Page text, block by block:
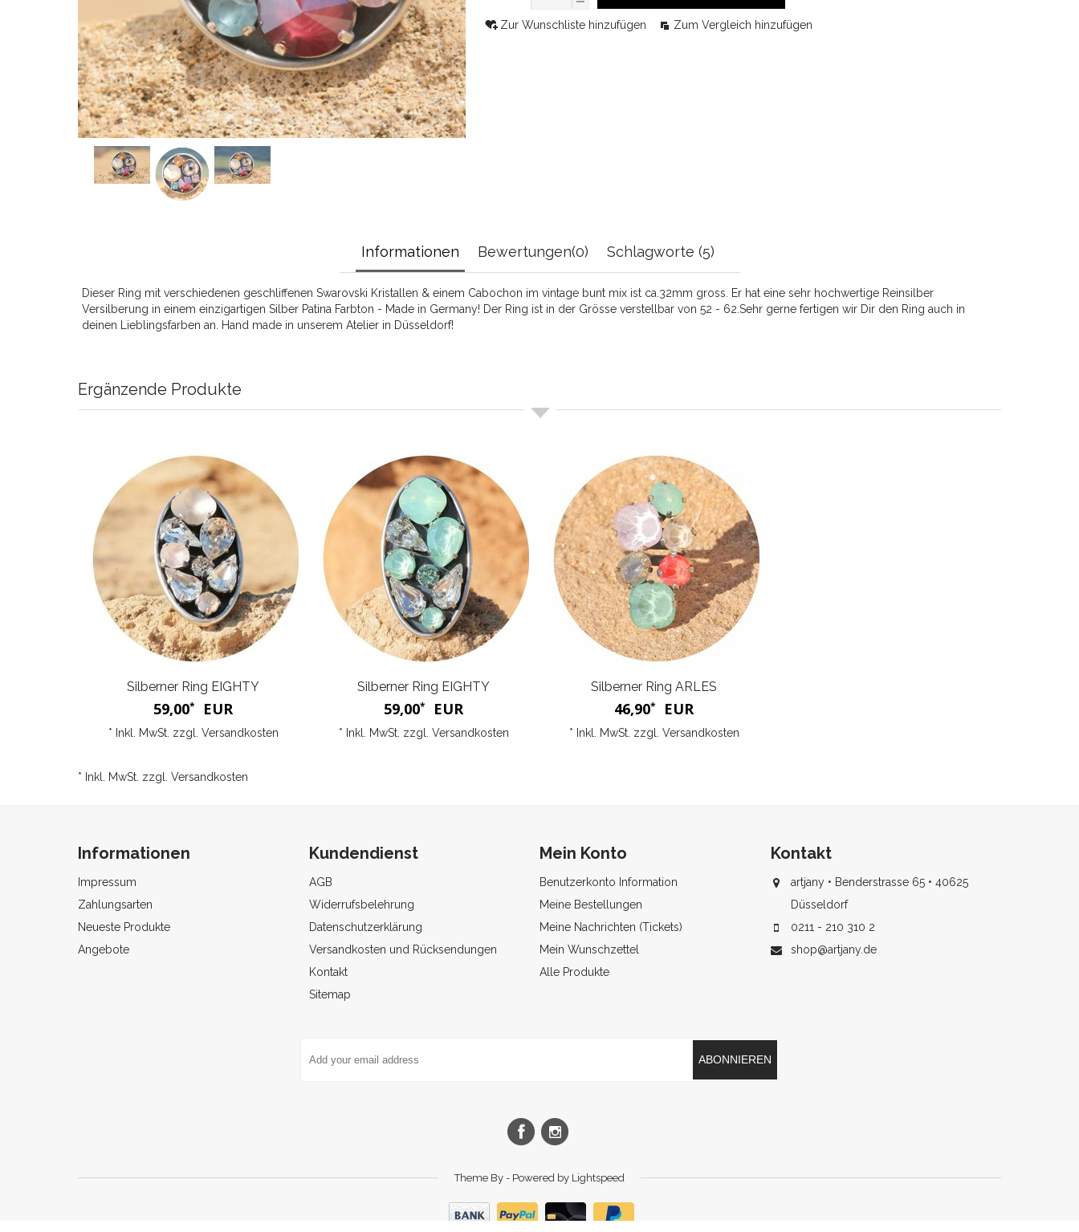
Zur Wunschliste hinzufügen Zum Vergleich hinzufügen
Informationen Bewertungen(0) Schlagworte (5)
Dieser Ring mit verschiedenen geschliffenen Swarovski Kristallen & einem Cabochon im vintage bunt mix ist ca.32mm gross. Er hat eine sehr hochwertige Reinsilber
Versilberung in einem einzigartigen Silber Patina Farbton - Made in Germany! Der Ring ist in der Grösse verstellbar von 52 - 62.Sehr gerne fertigen wir Dir den Ring auch in
deinen Lieblingsfarben an. Hand made in unserem Atelier in Düsseldorf!
Ergänzende Produkte
Silberner Ring EIGHTY
59,00* EUR
* Inkl. MwSt. zzgl. Versandkosten
Silberner Ring EIGHTY
59,00* EUR
* Inkl. MwSt. zzgl. Versandkosten
Silberner Ring ARLES
46,90* EUR
* Inkl. MwSt. zzgl. Versandkosten
* Inkl. MwSt. zzgl. Versandkosten
Informationen
Impressum
Zahlungsarten
Neueste Produkte
Angebote
Kundendienst
AGB
Widerrufsbelehrung
Datenschutzerklärung
Versandkosten und Rücksendungen
Kontakt
Sitemap
Mein Konto
Benutzerkonto Information
Meine Bestellungen
Meine Nachrichten (Tickets)
Mein Wunschzettel
Alle Produkte
Kontakt
artjany • Benderstrasse 65 • 40625
Düsseldorf
0211 - 210 310 2
shop@artjany.de
ABONNIEREN
Theme By - Powered by Lightspeed